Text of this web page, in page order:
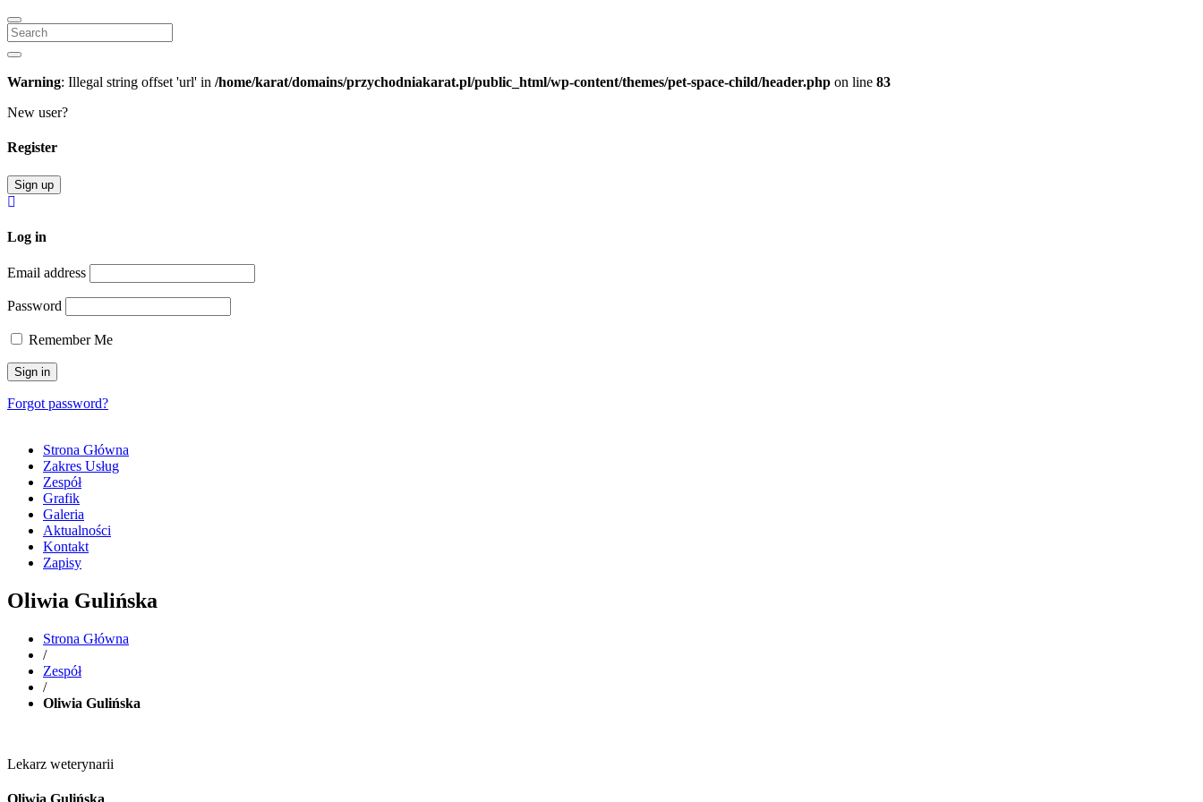
Search
Warning: Illegal string offset 'url' in /home/karat/domains/przychodniakarat.pl/public_html/wp-content/themes/pet-space-child/header.php on line 83
New user?
Register
Sign up
Log in
Email address
Password
Remember Me
Forgot password?
Strona Główna
Zakres Usług
Zespół
Grafik
Galeria
Aktualności
Kontakt
Zapisy
Oliwia Gulińska
Strona Główna
/
Zespół
/
Oliwia Gulińska
Lekarz weterynarii